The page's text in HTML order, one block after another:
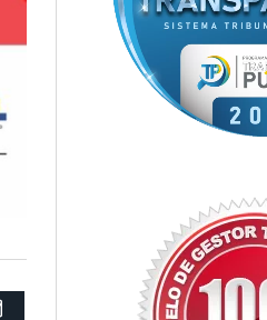
Email